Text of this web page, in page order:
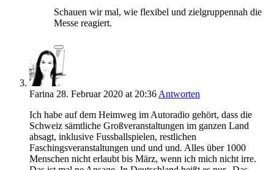
Schauen wir mal, wie flexibel und zielgruppennah die
Messe reagiert.
Farina 28. Februar 2020 at 20:36Antworten
Ich habe auf dem Heimweg im Autoradio gehört, dass die
Schweiz sämtliche Großveranstaltungen im ganzen Land
absagt, inklusive Fussballspielen, restlichen
Faschingsveranstaltungen und und und. Alles über 1000
Menschen nicht erlaubt bis März, wenn ich mich nicht irre.